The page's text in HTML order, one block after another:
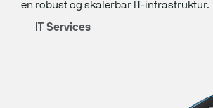
en robust og skalerbar IT-infrastruktur.
IT Services